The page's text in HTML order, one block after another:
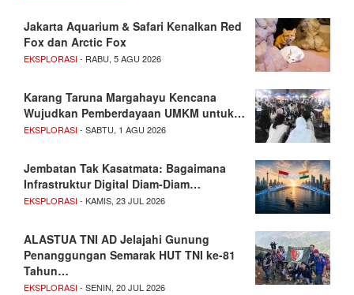
Jakarta Aquarium & Safari Kenalkan Red
Fox dan Arctic Fox
EKSPLORASI- RABU, 5 AGU 2026
Karang Taruna Margahayu Kencana
Wujudkan Pemberdayaan UMKM untuk…
EKSPLORASI- SABTU, 1 AGU 2026
Jembatan Tak Kasatmata: Bagaimana
Infrastruktur Digital Diam-Diam…
EKSPLORASI- KAMIS, 23 JUL 2026
ALASTUA TNI AD Jelajahi Gunung
Penanggungan Semarak HUT TNI ke-81
Tahun…
EKSPLORASI- SENIN, 20 JUL 2026